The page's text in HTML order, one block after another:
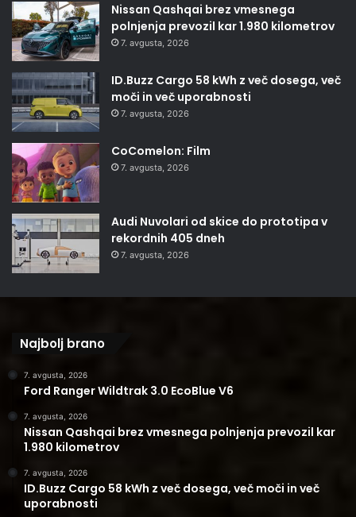
Nissan Qashqai brez vmesnega
polnjenja prevozil kar 1.980 kilometrov
7. avgusta, 2026
ID.Buzz Cargo 58 kWh z več dosega, več
moči in več uporabnosti
7. avgusta, 2026
CoComelon: Film
7. avgusta, 2026
Audi Nuvolari od skice do prototipa v
rekordnih 405 dneh
7. avgusta, 2026
Najbolj brano
7. avgusta, 2026
Ford Ranger Wildtrak 3.0 EcoBlue V6
7. avgusta, 2026
Nissan Qashqai brez vmesnega polnjenja prevozil kar
1.980 kilometrov
7. avgusta, 2026
ID.Buzz Cargo 58 kWh z več dosega, več moči in več
uporabnosti